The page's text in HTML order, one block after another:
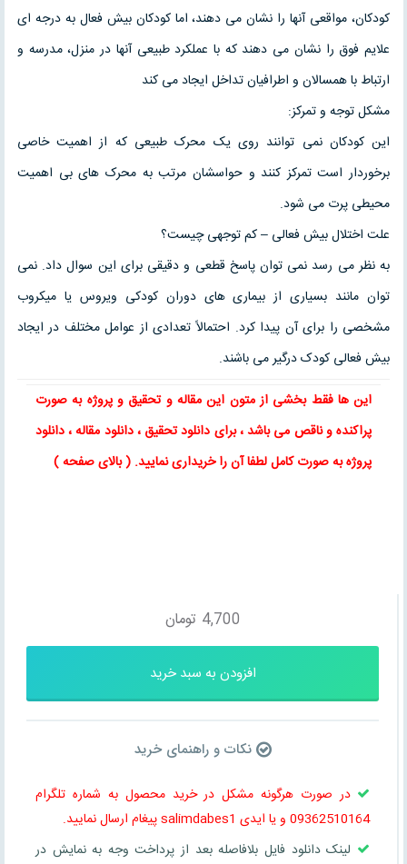
کودکان، مواقعی آنها را نشان می دهند، اما کودکان بیش فعال به درجه ای
علایم فوق را نشان می دهند که با عملکرد طبیعی آنها در منزل، مدرسه و
ارتباط با همسالان و اطرافیان تداخل ایجاد می کند
مشکل توجه و تمرکز:
این کودکان نمی توانند روی یک محرک طبیعی که از اهمیت خاصی
برخوردار است تمرکز کنند و حواسشان مرتب به محرک های بی اهمیت
محیطی پرت می شود.
علت اختلال بیش فعالی – کم توجهی چیست؟
به نظر می رسد نمی توان پاسخ قطعی و دقیقی برای این سوال داد. نمی
توان مانند بسیاری از بیماری های دوران کودکی ویروس یا میکروب
مشخصی را برای آن پیدا کرد. احتمالاً تعدادی از عوامل مختلف در ایجاد
بیش فعالی کودک درگیر می باشند.
این ها فقط بخشی از متون این مقاله و تحقیق و پروژه به صورت
پراکنده و ناقص می باشد ، برای دانلود تحقیق ،دانلود مقاله، دانلود
پروژه به صورت کامل لطفا آن را خریداری نمایید. ( بالای صفحه )
4,700 تومان
افزودن به سبد خرید
نکات و راهنمای خرید
در صورت هرگونه مشکل در خرید محصول به شماره تلگرام
09362510164 و یا ایدی salimdabes1 پیغام ارسال نمایید.
لینک دانلود فایل بلافاصله بعد از پرداخت وجه به نمایش در